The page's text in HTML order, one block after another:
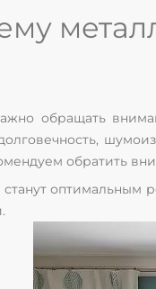
обращать
обратить